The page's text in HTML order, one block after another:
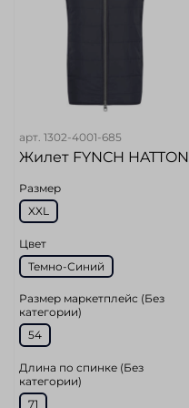
арт. 1302-4001-685
Жилет FYNCH HATTON
Размер
XXL
Цвет
Темно-Синий
Размер маркетплейс (Без
категории)
54
Длина по спинке (Без
категории)
71